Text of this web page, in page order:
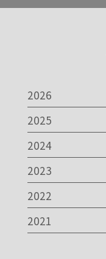
2026
2025
2024
2023
2022
2021